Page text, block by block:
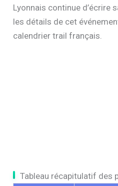
Lyonnais continue d’écrire
les détails de cet
calendrier trail français.
Tableau récapitulatif des